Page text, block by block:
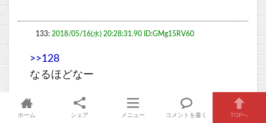
133: 2018/05/16(水) 20:28:31.90 ID:GMg15RV60
>>128
なるほどなー
ホーム シェア メニュー コメントを書く TOPへ